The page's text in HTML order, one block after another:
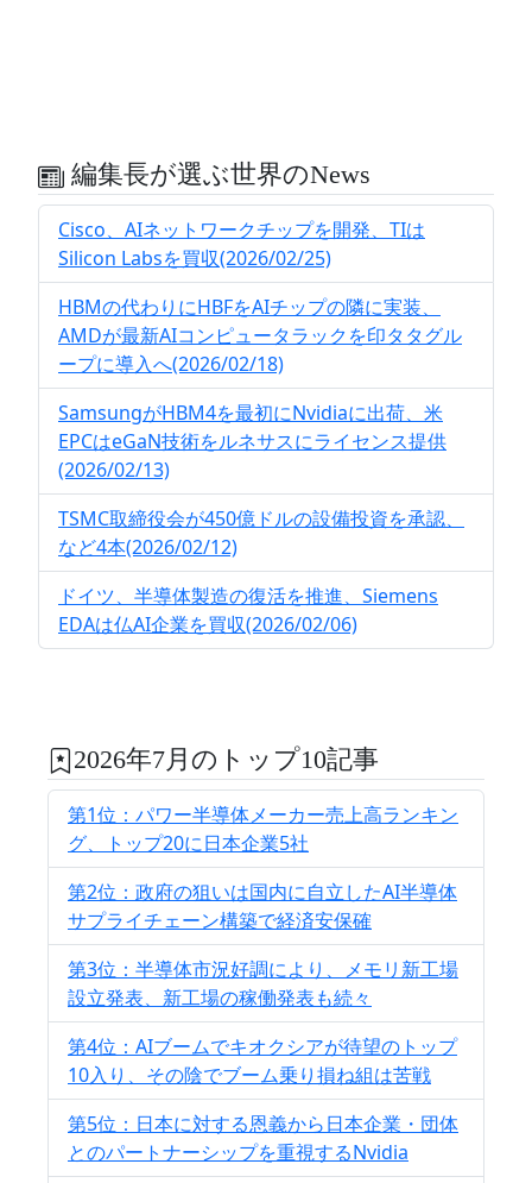
編集長が選ぶ世界のNews
Cisco、AIネットワークチップを開発、TIは
Silicon Labsを買収(2026/02/25)
HBMの代わりにHBFをAIチップの隣に実装、
AMDが最新AIコンピュータラックを印タタグル
ープに導入へ(2026/02/18)
SamsungがHBM4を最初にNvidiaに出荷、米
EPCはeGaN技術をルネサスにライセンス提供
(2026/02/13)
TSMC取締役会が450億ドルの設備投資を承認、
など4本(2026/02/12)
ドイツ、半導体製造の復活を推進、Siemens
EDAは仏AI企業を買収(2026/02/06)
2026年7月のトップ10記事
第1位：パワー半導体メーカー売上高ランキン
グ、トップ20に日本企業5社
第2位：政府の狙いは国内に自立したAI半導体
サプライチェーン構築で経済安保確
第3位：半導体市況好調により、メモリ新工場
設立発表、新工場の稼働発表も続々
第4位：AIブームでキオクシアが待望のトップ
10入り、その陰でブーム乗り損ね組は苦戦
第5位：日本に対する恩義から日本企業・団体
とのパートナーシップを重視するNvidia